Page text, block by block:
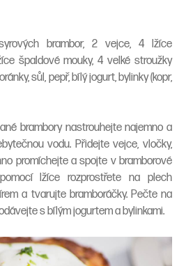
brambor, 2 vejce, 4 lžíce
špaldové mouky, 4 velké stroužky
sůl, pepř, bílý jogurt, bylinky (kopr,
brambory nastrouhejte najemno a
vodu. Přidejte vejce, vločky,
promíchejte a spojte v bramborové
lžíce rozprostřete na plech
a tvarujte bramboráčky. Pečte na
s bílým jogurtem a bylinkami.